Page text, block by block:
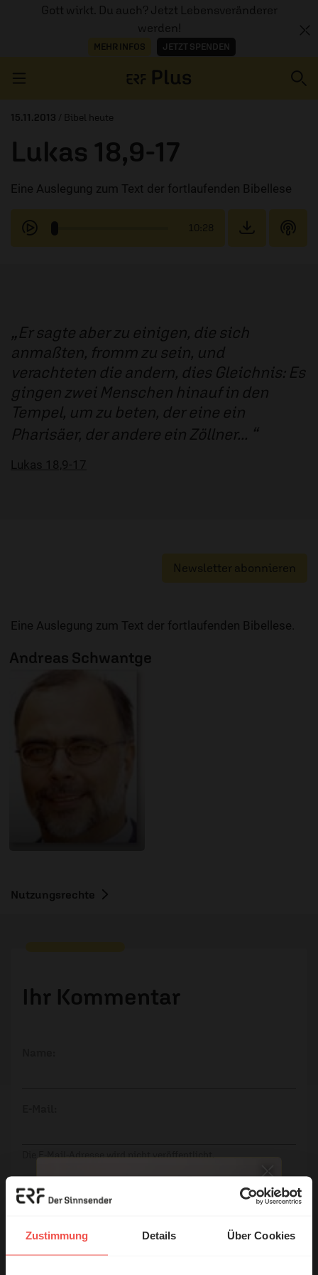
Zustimmung Details Über Cookies
Gott wirkt. Du auch? Jetzt Lebensveränderer
werden!
MEHR INFOS JETZT SPENDEN
AUDIOTHEK
PROGRAMM
15.11.2013 / Bibel heute
Lukas 18,9-17
Eine Auslegung zum Text der fortlaufenden Bibellese
10:28
Er sagte aber zu einigen, die sich
anmaßten, fromm zu sein, und
verachteten die andern, dies Gleichnis: Es
gingen zwei Menschen hinauf in den
Tempel, um zu beten, der eine ein
Pharisäer, der andere ein Zöllner...
Lukas 18,9-17
Newsletter abonnieren
Eine Auslegung zum Text der fortlaufenden Bibellese.
Andreas Schwantge
Nutzungsrechte
Ihr Kommentar
Die E-Mail-Adresse wird nicht veröffentlicht.
Meinen Kommentar nicht öffentlich teilen.